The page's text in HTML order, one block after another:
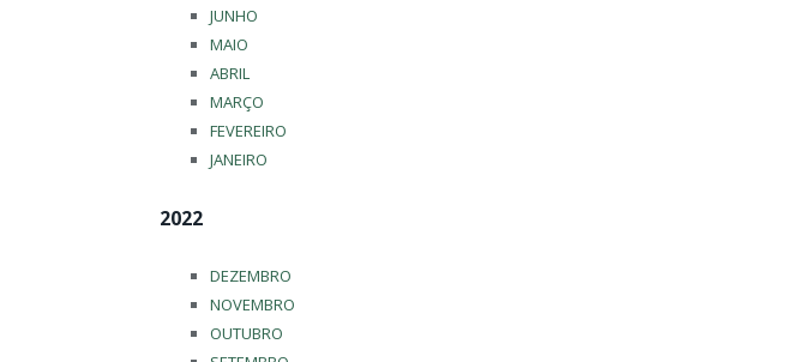
JUNHO
MAIO
ABRIL
MARÇO
FEVEREIRO
JANEIRO
2022
DEZEMBRO
NOVEMBRO
OUTUBRO